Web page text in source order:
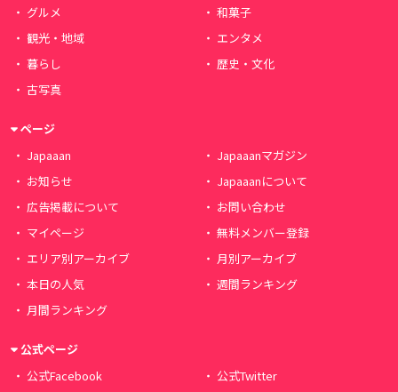
グルメ
和菓子
観光・地域
エンタメ
暮らし
歴史・文化
古写真
ページ
Japaaan
Japaaanマガジン
お知らせ
Japaaanについて
広告掲載について
お問い合わせ
マイページ
無料メンバー登録
エリア別アーカイブ
月別アーカイブ
本日の人気
週間ランキング
月間ランキング
公式ページ
公式Facebook
公式Twitter